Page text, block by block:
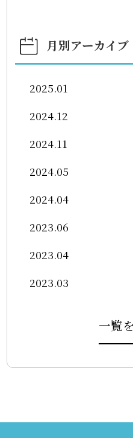
月別アーカイブ
2025.01
2024.12
2024.11
2024.05
2024.04
2023.06
2023.04
2023.03
一覧